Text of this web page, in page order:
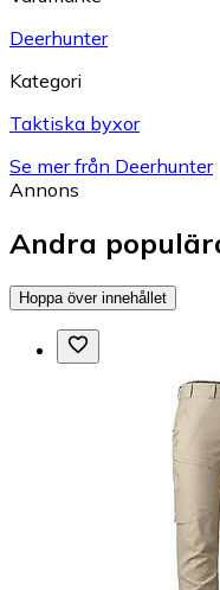
Deerhunter
Kategori
Taktiska byxor
Se mer från Deerhunter
Annons
Andra
Hoppa över innehållet